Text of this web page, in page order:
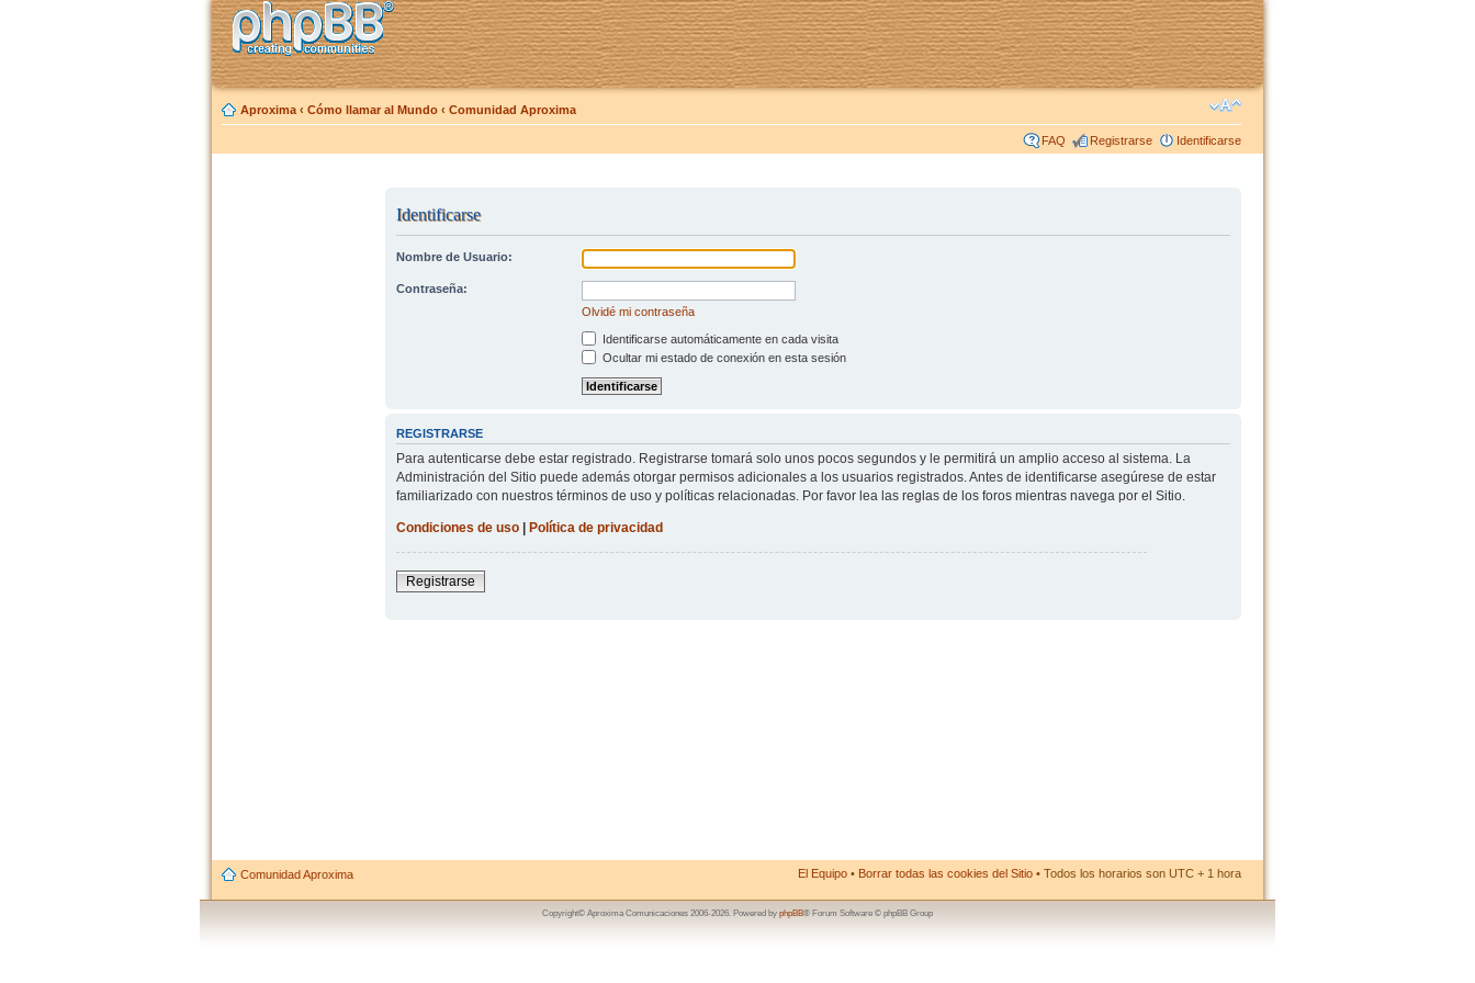
Aproxima ‹ Cómo llamar al Mundo ‹ Comunidad Aproxima
FAQ Registrarse Identificarse
Identificarse
Nombre de Usuario:
Contraseña:
Olvidé mi contraseña
Identificarse automáticamente en cada visita
Ocultar mi estado de conexión en esta sesión
REGISTRARSE
Para autenticarse debe estar registrado. Registrarse tomará solo unos pocos segundos y le permitirá un amplio acceso al sistema. La
Administración del Sitio puede además otorgar permisos adicionales a los usuarios registrados. Antes de identificarse asegúrese de estar
familiarizado con nuestros términos de uso y políticas relacionadas. Por favor lea las reglas de los foros mientras navega por el Sitio.
Condiciones de uso| Política de privacidad
Registrarse
Comunidad Aproxima El Equipo • Borrar todas las cookies del Sitio • Todos los horarios son UTC + 1 hora
Copyright© Aproxima Comunicaciones 2006-2026. Powered by phpBB® Forum Software © phpBB Group